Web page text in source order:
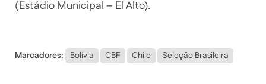
(Estádio Municipal – El Alto).
Marcadores: Bolívia CBF Chile Seleção Brasileira